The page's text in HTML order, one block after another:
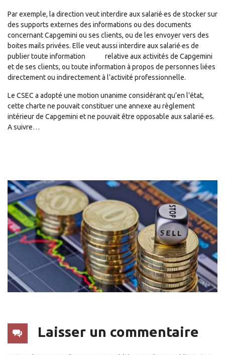
Par exemple, la direction veut interdire aux salarié·es de stocker sur
des supports externes des informations ou des documents
concernant Capgemini ou ses clients, ou de les envoyer vers des
boites mails privées. Elle veut aussi interdire aux salarié·es de
publier toute information relative aux activités de Capgemini
et de ses clients, ou toute information à propos de personnes liées
directement ou indirectement à l’activité professionnelle.
Le CSEC a adopté une motion unanime considérant qu’en l’état,
cette charte ne pouvait constituer une annexe au règlement
intérieur de Capgemini et ne pouvait être opposable aux salarié·es.
A suivre…
Laisser un commentaire